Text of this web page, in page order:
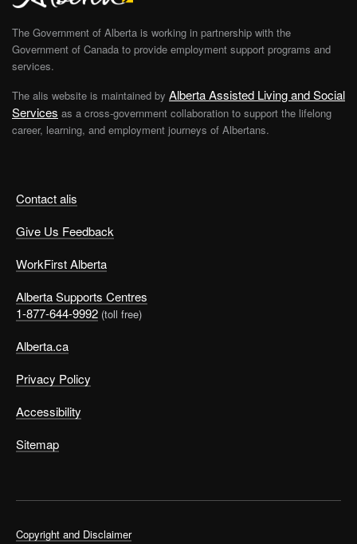
Contact alis
Give Us Feedback
WorkFirst Alberta
Alberta Supports Centres
1-877-644-9992 (toll free)
Alberta.ca
Privacy Policy
Accessibility
Sitemap
The Government of Alberta is working in partnership with the
Government of Canada to provide employment support programs and
services.
The alis website is maintained by Alberta Assisted Living and Social
Services as a cross-government collaboration to support the lifelong
career, learning, and employment journeys of Albertans.
Copyright and Disclaimer